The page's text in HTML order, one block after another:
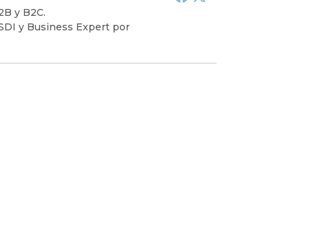
y B2C.
y Business Expert por